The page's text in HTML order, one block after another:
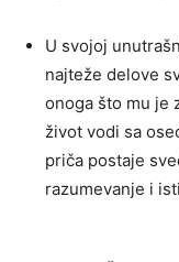
U svojoj
najteže delove
onoga što mu je
život vodi sa
priča postaje
razumevanje i